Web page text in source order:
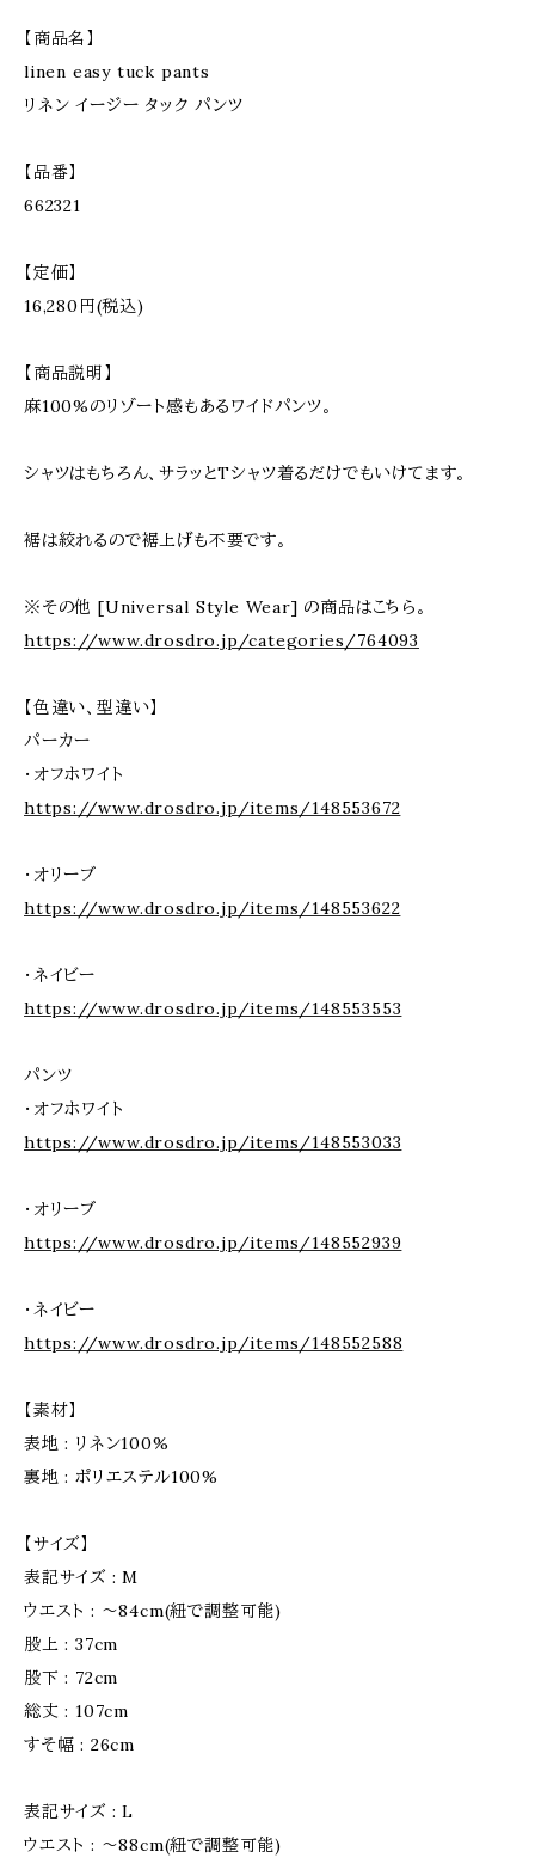
【商品名】
linen easy tuck pants
リネン イージー タック パンツ
【品番】
662321
【定価】
16,280円(税込)
【商品説明】
麻100%のリゾート感もあるワイドパンツ。
シャツはもちろん、サラッとTシャツ着るだけでもいけてます。
裾は絞れるので裾上げも不要です。
※その他 [Universal Style Wear] の商品はこちら。
https://www.drosdro.jp/categories/764093
【色違い、型違い】
パーカー
・オフホワイト
https://www.drosdro.jp/items/148553672
・オリーブ
https://www.drosdro.jp/items/148553622
・ネイビー
https://www.drosdro.jp/items/148553553
パンツ
・オフホワイト
https://www.drosdro.jp/items/148553033
・オリーブ
https://www.drosdro.jp/items/148552939
・ネイビー
https://www.drosdro.jp/items/148552588
【素材】
表地 : リネン100%
裏地 : ポリエステル100%
【サイズ】
表記サイズ : M
ウエスト : 〜84cm(紐で調整可能)
股上 : 37cm
股下 : 72cm
総丈 : 107cm
すそ幅 : 26cm
表記サイズ : L
ウエスト : 〜88cm(紐で調整可能)